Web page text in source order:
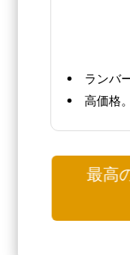
ランバ
高価格。
最高